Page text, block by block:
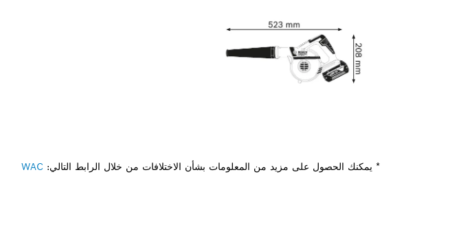
* يمكنك الحصول على مزيد من المعلومات بشأن الاختلافات من خلال الرابط التالي: WAC